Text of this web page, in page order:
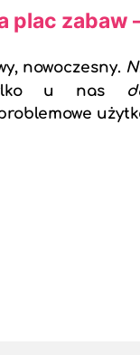
plac
nowoczesny.
tylko u nas